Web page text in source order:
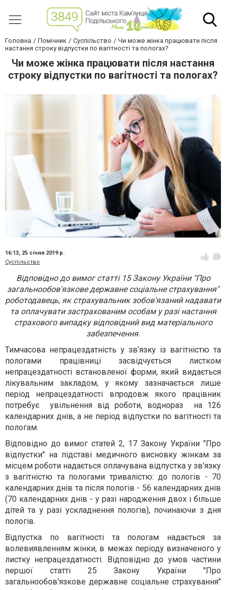
Головна Помічник Суспільство
Чи може жінка працювати після
настання строку відпустки по вагітності та пологах?
Чи може жінка працювати після настання
строку відпустки по вагітності та пологах?
16:13, 25 січня 2019 р.
Суспільство
Відповідно до вимог статті 15 Закону України "Про
загальнообов'язкове державне соціальне страхування"
роботодавець, як страхувальник зобов’язаний надавати
та оплачувати застрахованим особам у разі настання
страхового випадку відповідний вид матеріального
забезпечення.
Тимчасова непрацездатність у зв’язку із вагітністю та
пологами працівниці засвідчується листком
непрацездатності встановленої форми, який видається
лікувальним закладом, у якому зазначається лише
період непрацездатності впродовж якого працівник
потребує увільнення від роботи, воднораз на 126
календарних днів, а не період відпустки по вагітності та
пологам.
Відповідно до вимог статей 2, 17 Закону України "Про
відпустки" на підставі медичного висновку жінкам за
місцем роботи надається оплачувана відпустка у зв'язку
з вагітністю та пологами тривалістю: до пологів - 70
календарних днів та після пологів - 56 календарних днів
(70 календарних днів - у разі народження двох і більше
дітей та у разі ускладнення пологів), починаючи з дня
пологів.
Відпустка по вагітності та пологам надається за
волевиявленням жінки, в межах періоду визначеного у
листку непрацездатності. Відповідно до умов частини
першої статті 25 Закону України "Про
загальнообов'язкове державне соціальне страхування"